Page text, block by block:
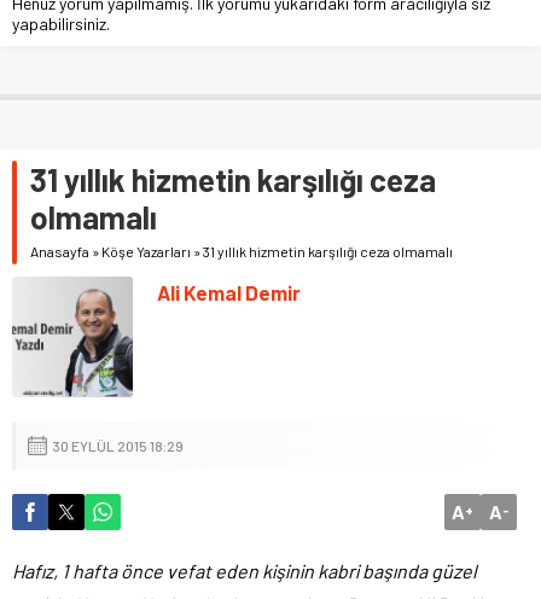
yapabilirsiniz.
31 yıllık hizmetin karşılığı ceza
olmamalı
Anasayfa » Köşe Yazarları »31 yıllık hizmetin karşılığı ceza olmamalı
Ali Kemal Demir
30 EYLÜL 2015 18:29
A+ A-
Hafız, 1 hafta önce vefat eden kişinin kabri başında güzel